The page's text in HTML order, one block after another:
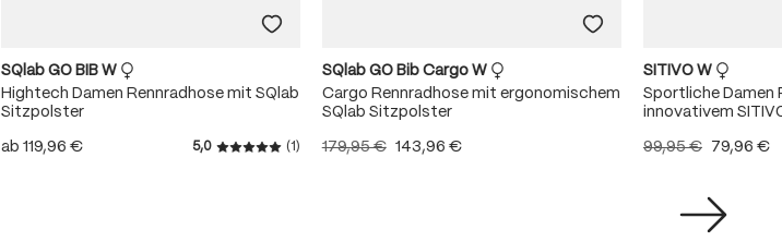
SQlab GO BIB W
Hightech Damen Rennradhose mit SQlab
Sitzpolster
ab 119,96 € 5,0
Durchschnittliche Bewertung von 5 von 5 Sternen
(1)
SQlab GO Bib Cargo W
Cargo Rennradhose mit ergonomischem
SQlab Sitzpolster
179,95 € 143,96 €
SITIVO W
Sportliche Damen
innovativem
99,95 € 79,96 €